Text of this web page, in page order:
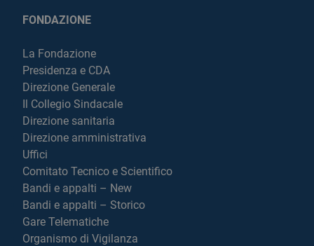
FONDAZIONE
La Fondazione
Presidenza e CDA
Direzione Generale
Il Collegio Sindacale
Direzione sanitaria
Direzione amministrativa
Uffici
Comitato Tecnico e Scientifico
Bandi e appalti – New
Bandi e appalti – Storico
Gare Telematiche
Organismo di Vigilanza